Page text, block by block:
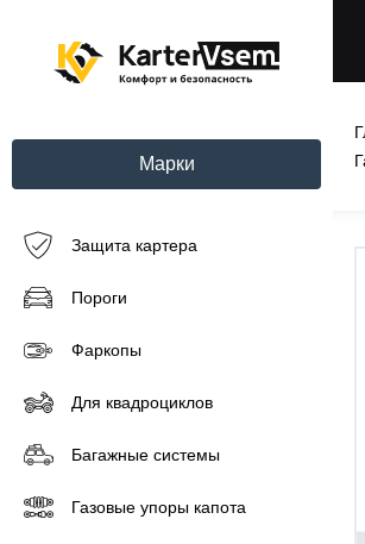
Марки
Защита картера
Пороги
Фаркопы
Для квадроциклов
Багажные системы
Газовые упоры капота